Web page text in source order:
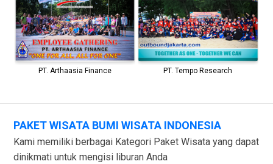
PT. Arthaasia Finance PT. Tempo Research
PAKET WISATA BUMI WISATA INDONESIA
Kami memiliki berbagai Kategori Paket Wisata yang dapat
dinikmati untuk mengisi liburan Anda